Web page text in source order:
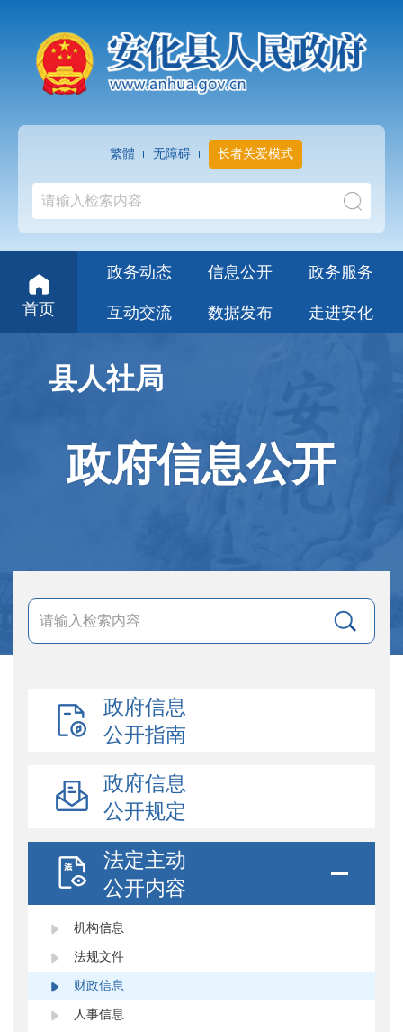
繁體 无障碍 长者关爱模式
首页
政务动态 信息公开 政务服务
互动交流 数据发布 走进安化
县人社局
政府信息公开
政府信息
公开指南
政府信息
公开规定
法定主动
公开内容
机构信息
法规文件
财政信息
人事信息